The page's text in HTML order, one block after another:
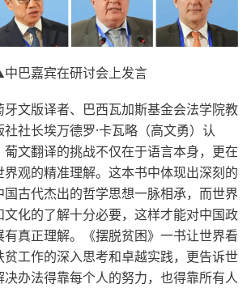
巴嘉宾在研讨会上发言
牙文版译者、巴西瓦加斯基金会法学院教
社长埃万德罗·卡瓦略（高文勇）认
文翻译的挑战不仅在于语言本身，更在
观的精准理解。这本书中体现出深刻的
古代杰出的哲学思想一脉相承，而世界
化的了解十分必要，这样才能对中国政
真正理解。《摆脱贫困》一书让世界看
贫工作的深入思考和卓越实践，更告诉世
办法得靠每个人的努力，也得靠所有人